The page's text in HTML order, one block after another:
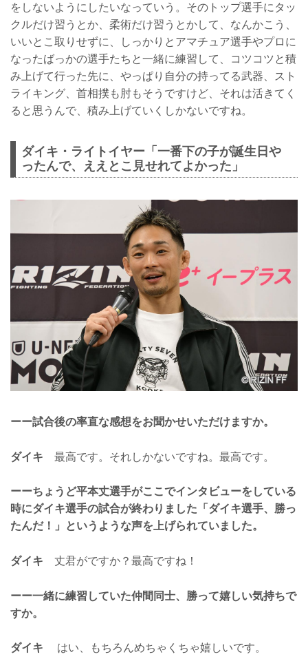
をしないようにしたいなっていう。そのトップ選手にタッ
クルだけ習うとか、柔術だけ習うとかして、なんかこう、
いいとこ取りせずに、しっかりとアマチュア選手やプロに
なったばっかの選手たちと一緒に練習して、コツコツと積
み上げて行った先に、やっぱり自分の持ってる武器、スト
ライキング、首相撲も肘もそうですけど、それは活きてく
ると思うんで、積み上げていくしかないですね。
ダイキ・ライトイヤー「一番下の子が誕生日や
ったんで、ええとこ見せれてよかった」
ーー試合後の率直な感想をお聞かせいただけますか。
ダイキ 最高です。それしかないですね。最高です。
ーーちょうど平本丈選手がここでインタビューをしている
時にダイキ選手の試合が終わりました「ダイキ選手、勝っ
たんだ！」というような声を上げられていました。
ダイキ 丈君がですか？最高ですね！
ーー一緒に練習していた仲間同士、勝って嬉しい気持ちで
すか。
ダイキ はい、もちろんめちゃくちゃ嬉しいです。